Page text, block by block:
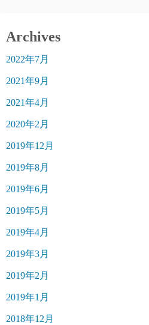
Archives
2022年7月
2021年9月
2021年4月
2020年2月
2019年12月
2019年8月
2019年6月
2019年5月
2019年4月
2019年3月
2019年2月
2019年1月
2018年12月